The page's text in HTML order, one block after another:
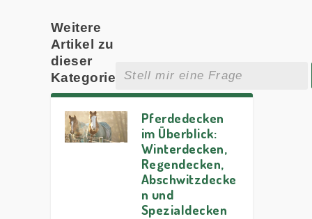
Weitere
Artikel zu
dieser
Kategorie
Pferdedecken
im Überblick:
Winterdecken,
Regendecken,
Abschwitzdecke
n und
Spezialdecken